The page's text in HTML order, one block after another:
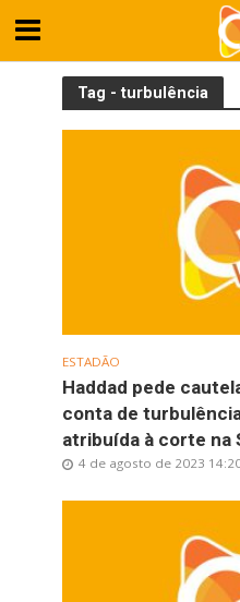
Tag - turbulência
ESTADÃO
Haddad pede
conta de
atribuída à corte na
4 de agosto de 2023